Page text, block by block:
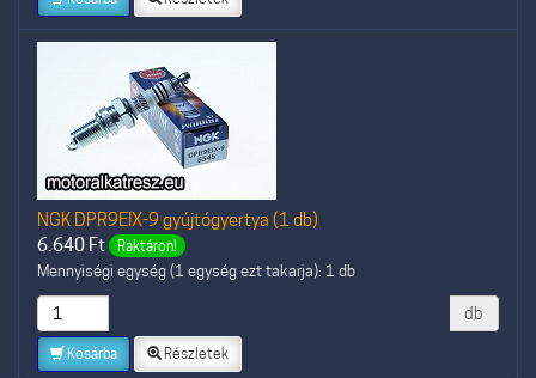
NGK DPR9EIX-9 gyújtógyertya (1 db)
6.640 Ft Raktáron!
Mennyiségi egység (1 egység ezt takarja): 1 db
db
Kosárba Részletek